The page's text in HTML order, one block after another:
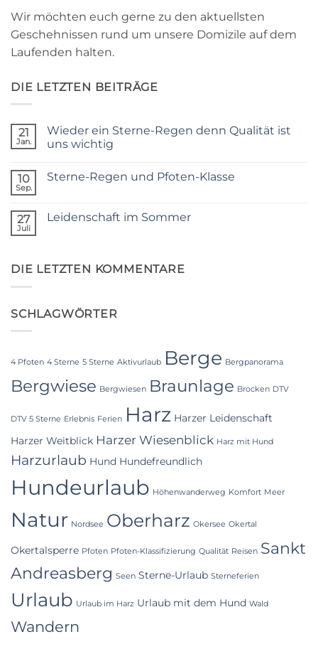
Wir möchten euch gerne zu den aktuellsten
Geschehnissen rund um unsere Domizile auf dem
Laufenden halten.
DIE LETZTEN BEITRÄGE
21
Jan.
Wieder ein Sterne-Regen denn Qualität ist
uns wichtig
zu
Regen
denn
10
Sep.
Sterne-Regen und Pfoten-Klasse
Sterne-
27
Juli
Leidenschaft im Sommer
im
DIE LETZTEN KOMMENTARE
SCHLAGWÖRTER
4 Pfoten 4 Sterne 5 Sterne Aktivurlaub Berge Bergpanorama
Bergwiese Bergwiesen Braunlage Brocken DTV
DTV 5 Sterne Erlebnis Ferien Harz Harzer Leidenschaft
Harzer Weitblick Harzer Wiesenblick Harz mit Hund
Harzurlaub Hund Hundefreundlich
Hundeurlaub Höhenwanderweg Komfort Meer
Natur Nordsee Oberharz Okersee Okertal
Okertalsperre Pfoten Pfoten-Klassifizierung Qualität Reisen Sankt
Andreasberg Seen Sterne-Urlaub Sterneferien
Urlaub Urlaub im Harz Urlaub mit dem Hund Wald
Wandern